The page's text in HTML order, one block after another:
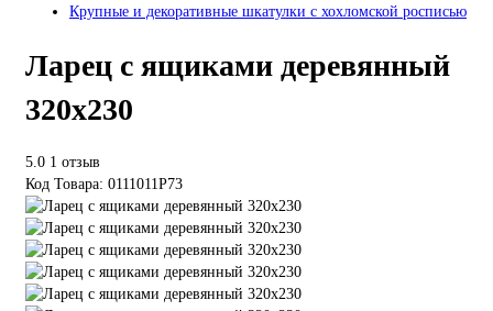
Крупные и декоративные шкатулки с хохломской росписью
Ларец с ящиками деревянный
320х230
5.0 1 отзыв
Код Товара: 0111011P73